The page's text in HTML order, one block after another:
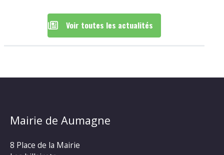
Voir toutes les actualités
Mairie de Aumagne
8 Place de la Mairie